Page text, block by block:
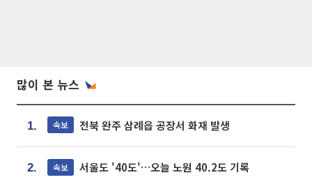
많이 본 뉴스
1. 속보 전북 완주 삼례읍 공장서 화재 발생
2. 속보 서울도 '40도'…오늘 노원 40.2도 기록